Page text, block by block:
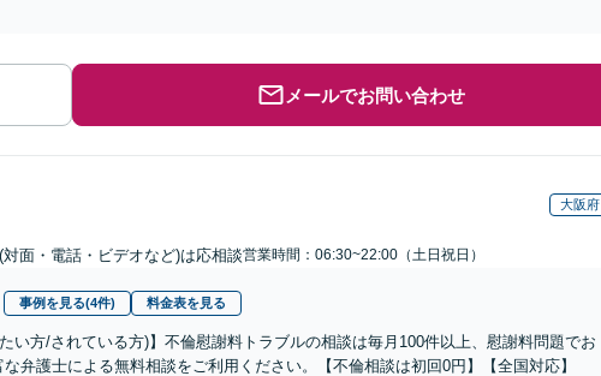
メールでお問い合わせ
大阪府
面・電話・ビデオなど)は応相談営業時間：06:30~22:00（土日祝日）
事例を見る(4件) 料金表を見る
い方/されている方)】不倫慰謝料トラブルの相談は毎月100件以上、慰謝料問題でお
弁護士による無料相談をご利用ください。【不倫相談は初回0円】【全国対応】